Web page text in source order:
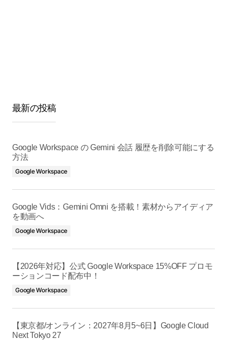
最新の投稿
Google Workspace の Gemini 会話 履歴を削除可能にする
方法
Google Workspace
Google Vids：Gemini Omni を搭載！素材からアイディア
を動画へ
Google Workspace
【2026年対応】公式 Google Workspace 15%OFF プロモ
ーションコード配布中！
Google Workspace
【東京都/オンライン：2027年8月5~6日】Google Cloud
Next Tokyo 27